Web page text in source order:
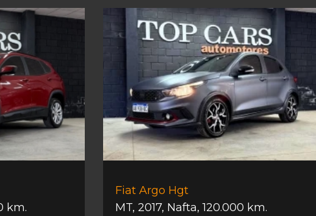
km.
Fiat Argo Hgt
MT, 2017, Nafta,120.000 km.